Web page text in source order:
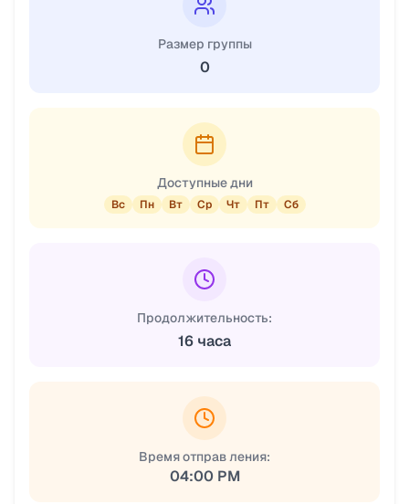
Размер группы
0
Доступные дни
Вс Пн Вт Ср Чт Пт Сб
Продолжительность:
16 часа
Время отправ ления:
04:00 PM